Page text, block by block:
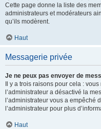
Cette page donne la liste des
administrateurs et modérateurs
qu’ils modèrent.
Haut
Messagerie privée
Je ne peux pas envoyer de
Il y a trois raisons pour cela :
l’administrateur a désactivé la
l’administrateur vous a empêché
l’administrateur pour plus
Haut